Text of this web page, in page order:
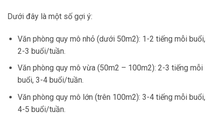
Dưới đây là một số gợi ý:
Văn phòng quy mô nhỏ (dưới 50m2): 1-2 tiếng mỗi buổi,
2-3 buổi/tuần.
Văn phòng quy mô vừa (50m2 – 100m2): 2-3 tiếng mỗi
buổi, 3-4 buổi/tuần.
Văn phòng quy mô lớn (trên 100m2): 3-4 tiếng mỗi buổi,
4-5 buổi/tuần.